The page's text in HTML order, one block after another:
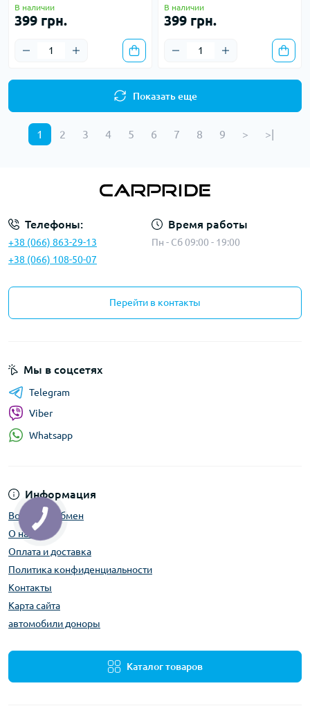
В наличии
399 грн.
В наличии
399 грн.
Показать еще
1 2 3 4 5 6 7 8 9 > >|
Телефоны:
+38 (066) 863-29-13
+38 (066) 108-50-07
Время работы
Пн - Сб 09:00 - 19:00
Перейти в контакты
Информация
Возврат и обмен
О нас
Оплата и доставка
Политика конфиденциальности
Контакты
Карта сайта
автомобили доноры
Каталог товаров
Мы в соцсетях
Telegram
Viber
Whatsapp